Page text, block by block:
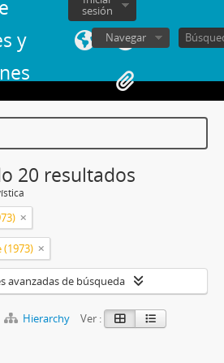
y
sesión
Navegar
20 resultados
(1973)
avanzadas de búsqueda
Hierarchy
Ver :